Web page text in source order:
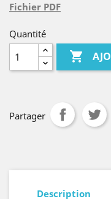
Fichier PDF
Quantité

Partager
Description